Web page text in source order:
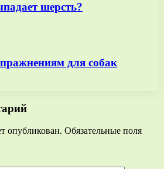
шерсть?
для собак
опубликован. Обязательные поля